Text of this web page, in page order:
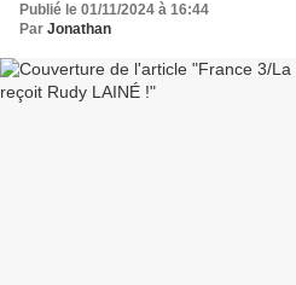
Publié le 01/11/2024 à 16:44
Par Jonathan